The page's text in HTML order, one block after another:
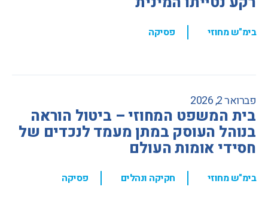
בימ"ש מחוזי , פסיקה
פברואר 2, 2026
בית המשפט המחוזי – ביטול הוראה
בנוהל העוסק במתן מעמד לנכדים של
חסידי אומות העולם
בימ"ש מחוזי , חקיקה ונהלים , פסיקה